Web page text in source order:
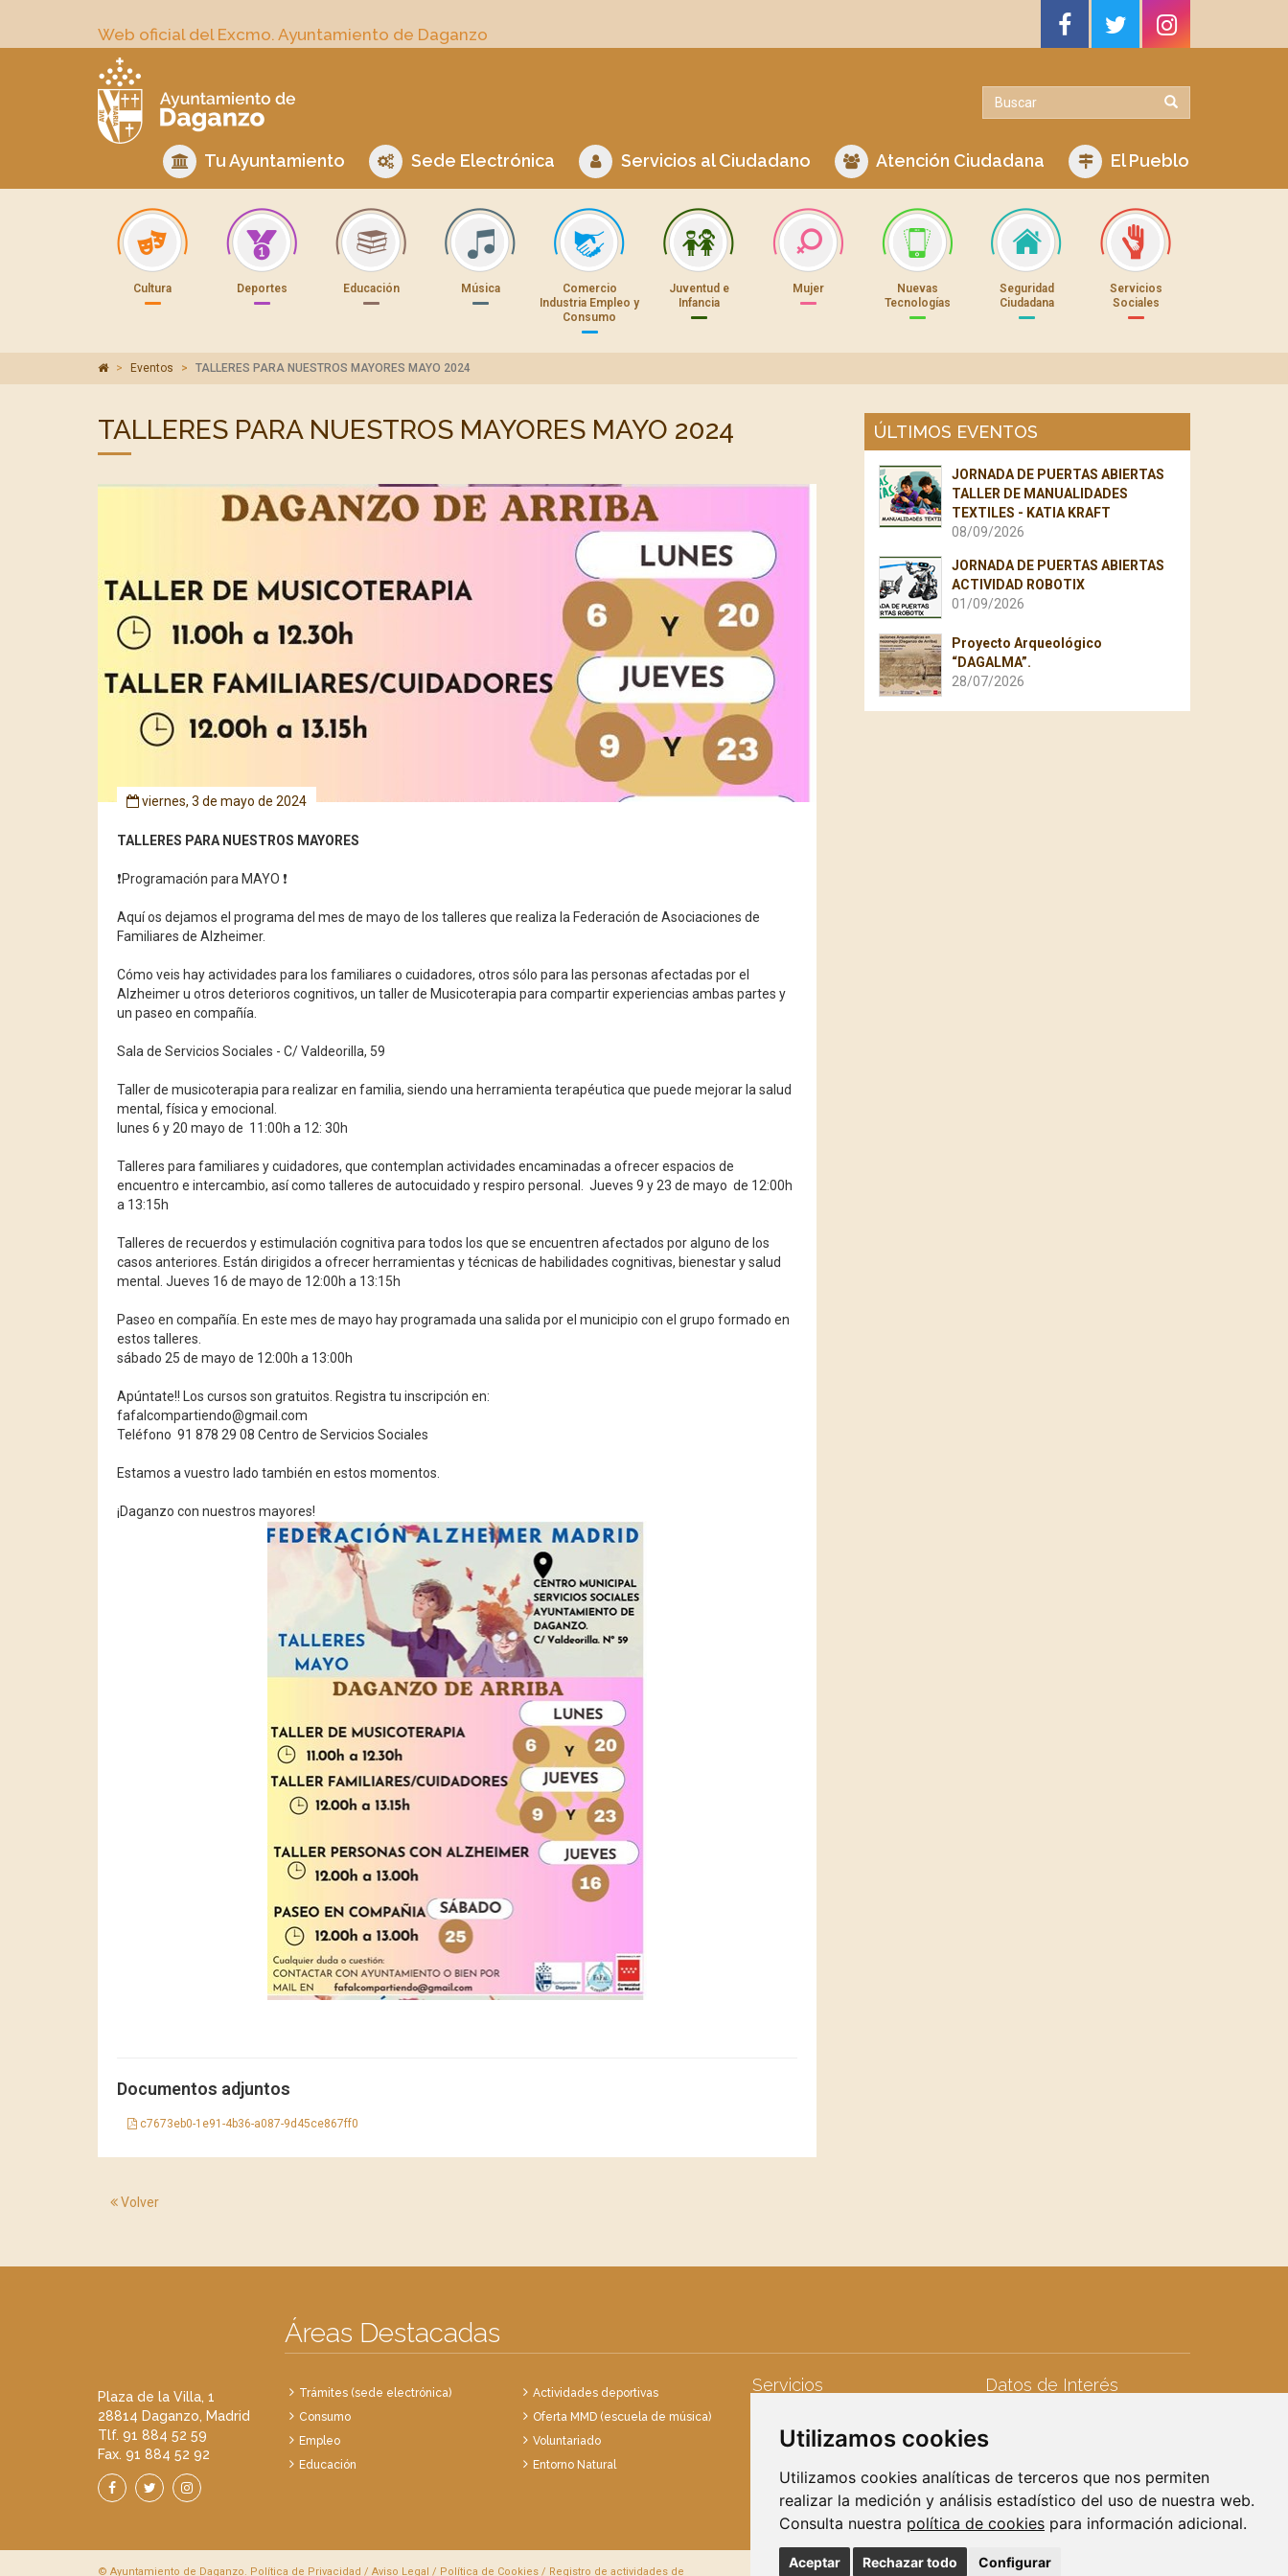
Utilizamos cookies
Utilizamos cookies analíticas de terceros que nos permiten
realizar la medición y análisis estadístico del uso de nuestra web.
Consulta nuestra política de cookies para información adicional.
Aceptar Rechazar todo Configurar
Web oficial del Excmo. Ayuntamiento de Daganzo
Tu Ayuntamiento Sede Electrónica Servicios al Ciudadano Atención Ciudadana El Pueblo
Cultura Deportes Educación Música
Comercio
Industria Empleo y
Consumo
Juventud e
Infancia
Mujer
Nuevas
Tecnologías
Seguridad
Ciudadana
Servicios
Sociales
Eventos TALLERES PARA NUESTROS MAYORES MAYO 2024
TALLERES PARA NUESTROS MAYORES MAYO 2024
viernes, 3 de mayo de 2024
TALLERES PARA NUESTROS MAYORES
❗️Programación para MAYO ❗️
Aquí os dejamos el programa del mes de mayo de los talleres que realiza la Federación de Asociaciones de
Familiares de Alzheimer.
Cómo veis hay actividades para los familiares o cuidadores, otros sólo para las personas afectadas por el
Alzheimer u otros deterioros cognitivos, un taller de Musicoterapia para compartir experiencias ambas partes y
un paseo en compañía.
Sala de Servicios Sociales - C/ Valdeorilla, 59
Taller de musicoterapia para realizar en familia, siendo una herramienta terapéutica que puede mejorar la salud
mental, física y emocional.
lunes 6 y 20 mayo de 11:00h a 12: 30h
Talleres para familiares y cuidadores, que contemplan actividades encaminadas a ofrecer espacios de
encuentro e intercambio, así como talleres de autocuidado y respiro personal.
Jueves 9 y 23 de mayo de 12:00h
a 13:15h
Talleres de recuerdos y estimulación cognitiva para todos los que se encuentren afectados por alguno de los
casos anteriores. Están dirigidos a ofrecer herramientas y técnicas de habilidades cognitivas, bienestar y salud
mental. Jueves 16 de mayo de 12:00h a 13:15h
Paseo en compañía. En este mes de mayo hay programada una salida por el municipio con el grupo formado en
estos talleres.
sábado 25 de mayo de 12:00h a 13:00h
Apúntate!! Los cursos son gratuitos. Registra tu inscripción en:
fafalcompartiendo@gmail.com
Teléfono 91 878 29 08 Centro de Servicios Sociales
Estamos a vuestro lado también en estos momentos.
¡Daganzo con nuestros mayores!
Documentos adjuntos
c7673eb0-1e91-4b36-a087-9d45ce867ff0
Volver
ÚLTIMOS EVENTOS
JORNADA DE PUERTAS ABIERTAS
TALLER DE MANUALIDADES
TEXTILES - KATIA KRAFT
08/09/2026
JORNADA DE PUERTAS ABIERTAS
ACTIVIDAD ROBOTIX
01/09/2026
Proyecto Arqueológico
“DAGALMA”.
28/07/2026
Áreas Destacadas
Trámites (sede electrónica)
Consumo
Empleo
Educación
Actividades deportivas
Oferta MMD (escuela de música)
Voluntariado
Entorno Natural
Servicios
Recogida de enseres
Datos de Interés
Calendario Escolar
Plaza de la Villa, 1
28814 Daganzo, Madrid
Tlf. 91 884 52 59
Fax. 91 884 52 92
© Ayuntamiento de Daganzo. Política de Privacidad / Aviso Legal / Política de Cookies / Registro de actividades de